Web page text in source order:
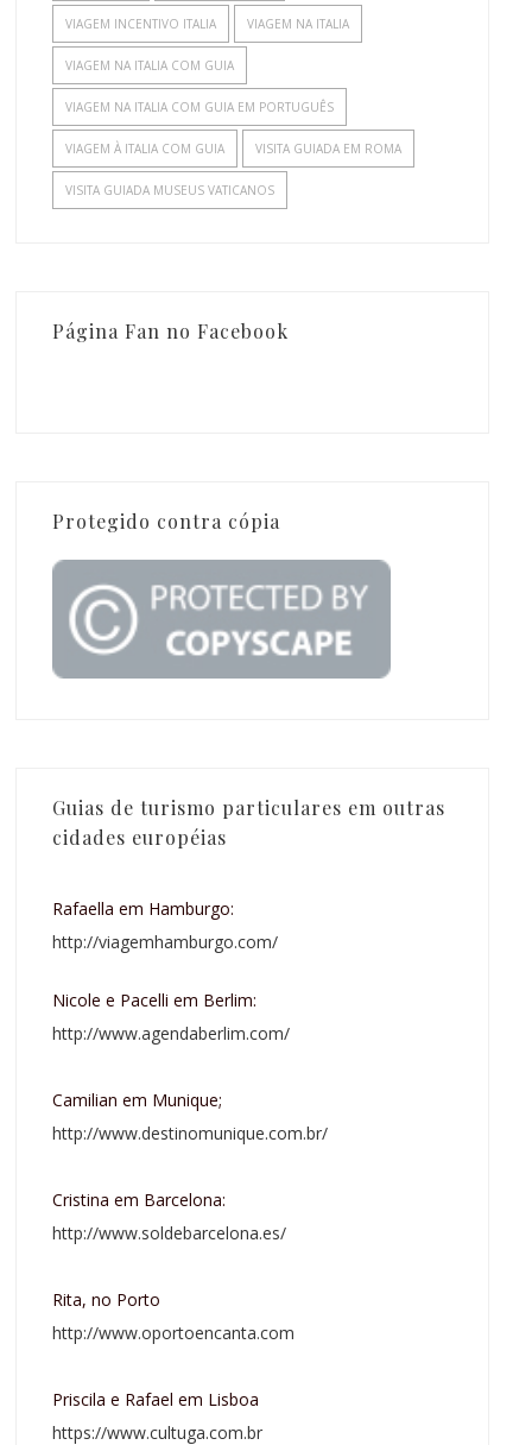
VIAGEM INCENTIVO ITALIA VIAGEM NA ITALIA
VIAGEM NA ITALIA COM GUIA
VIAGEM NA ITALIA COM GUIA EM PORTUGUÊS
VIAGEM À ITALIA COM GUIA VISITA GUIADA EM ROMA
VISITA GUIADA MUSEUS VATICANOS
Página Fan no Facebook
Protegido contra cópia
Guias de turismo particulares em outras
cidades européias
Rafaella em Hamburgo:
http://viagemhamburgo.com/
Nicole e Pacelli em Berlim:
http://www.agendaberlim.com/
Camilian em Munique;
http://www.destinomunique.com.br/
Cristina em Barcelona:
http://www.soldebarcelona.es/
Rita, no Porto
http://www.oportoencanta.com
Priscila e Rafael em Lisboa
https://www.cultuga.com.br